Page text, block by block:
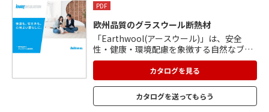
PDF
欧州品質のグラスウール断熱材
「Earthwool(アースウール)」は、安全
性・健康・環境配慮を象徴する自然なブラ
ウンカラーが特長の断熱材です。 独自の植
物由来バインダー「ECOSE® Technolog
y」を採用し、有害な化学物質、染料、着色
料を含みません。 「SUPAFIL(スーパーフィ
ル)」は、家の隅々まで快適さを届ける吹込
カタログを見る
カタログを送ってもらう